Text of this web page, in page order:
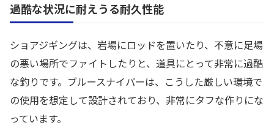
過酷な状況に耐えうる耐久性能
ショアジギングは、岩場にロッドを置いたり、不意に足場
の悪い場所でファイトしたりと、道具にとって非常に過酷
な釣りです。ブルースナイパーは、こうした厳しい環境で
の使用を想定して設計されており、非常にタフな作りにな
っています。